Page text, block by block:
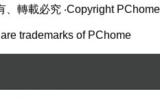
吃那麼多...
聞親戚鄰居也搞這種行為....
、轉載必究 ‧Copyright PChome
trademarks of PChome